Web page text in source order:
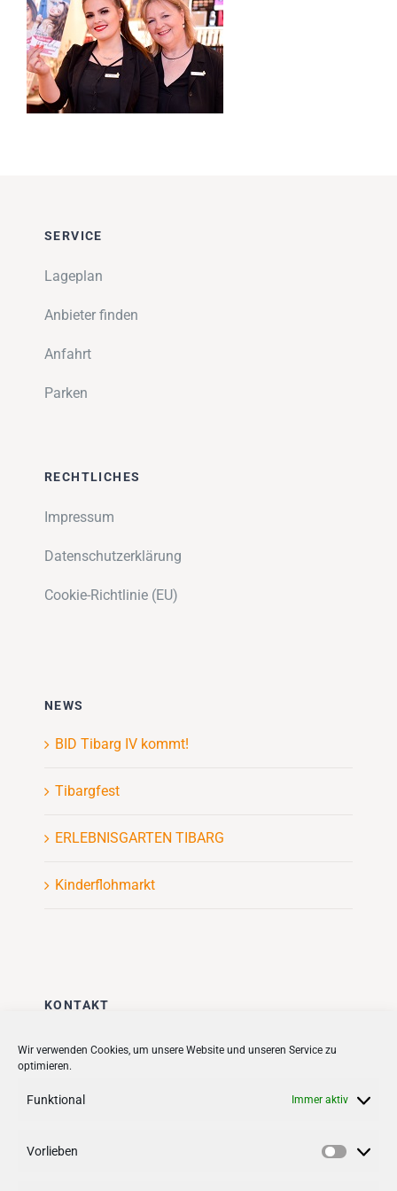
Wir verwenden Cookies, um unsere Website und unseren Service zu
optimieren.
Funktional Immer aktiv
Vorlieben
Impressionen
Über uns
SUCHE
SERVICE
Lageplan
Anbieter finden
Anfahrt
Parken
RECHTLICHES
Impressum
Datenschutzerklärung
Cookie-Richtlinie (EU)
NEWS
BID Tibarg IV kommt!
Tibargfest
ERLEBNISGARTEN TIBARG
Kinderflohmarkt
KONTAKT
Stadt + Handel City- und
Quartiersmanagement